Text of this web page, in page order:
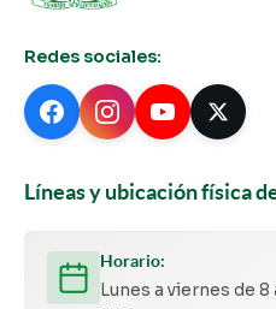
Redes sociales:
Líneas y ubicación física
Horario:
Lunes a viernes de 8